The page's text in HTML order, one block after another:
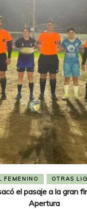
FEMENINO OTRAS
el pasaje a la gran
Apertura